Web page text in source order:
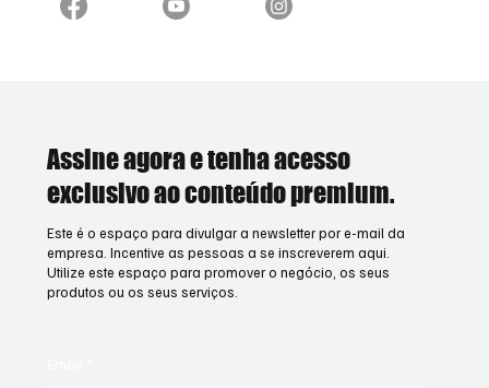
Assine agora e tenha acesso
exclusivo ao conteúdo premium.
Este é o espaço para divulgar a newsletter por e-mail da
empresa. Incentive as pessoas a se inscreverem aqui.
Utilize este espaço para promover o negócio, os seus
produtos ou os seus serviços.